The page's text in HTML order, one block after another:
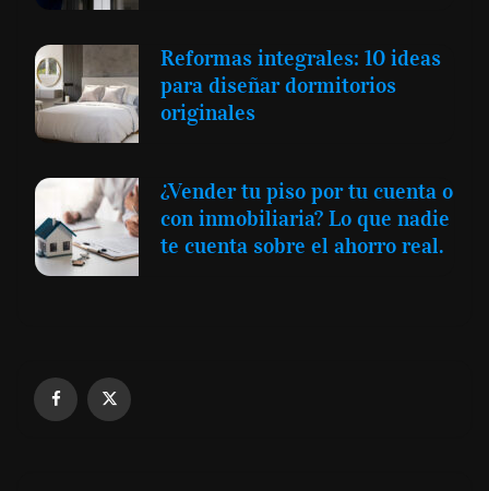
Reformas integrales: 10 ideas
para diseñar dormitorios
originales
¿Vender tu piso por tu cuenta o
con inmobiliaria? Lo que nadie
te cuenta sobre el ahorro real.